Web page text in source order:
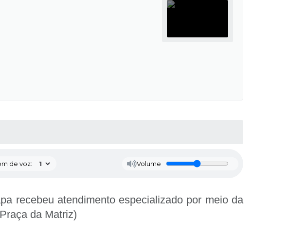
de voz: Volume
recebeu atendimento especializado por meio da
da Matriz)